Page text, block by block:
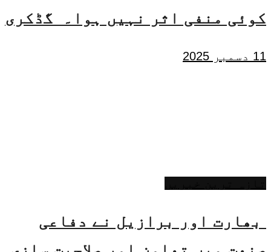
کوئی منفی اثر نہیں ہوا۔ گڈکری
11 دسمبر 2025
بھارت اور برازیل نے دفاعی